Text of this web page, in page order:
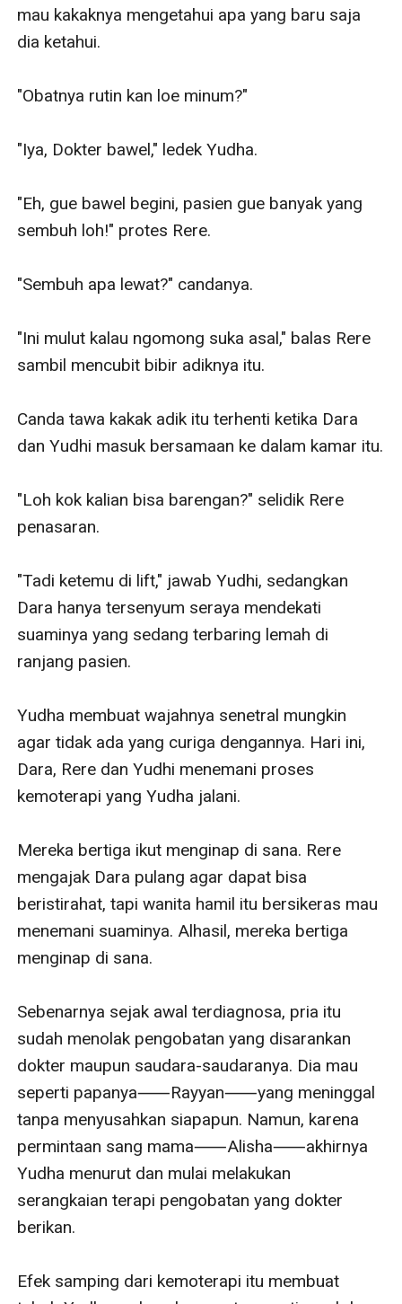
mau kakaknya mengetahui apa yang baru saja
dia ketahui.
"Obatnya rutin kan loe minum?"
"Iya, Dokter bawel," ledek Yudha.
"Eh, gue bawel begini, pasien gue banyak yang
sembuh loh!" protes Rere.
"Sembuh apa lewat?" candanya.
"Ini mulut kalau ngomong suka asal," balas Rere
sambil mencubit bibir adiknya itu.
Canda tawa kakak adik itu terhenti ketika Dara
dan Yudhi masuk bersamaan ke dalam kamar itu.
"Loh kok kalian bisa barengan?" selidik Rere
penasaran.
"Tadi ketemu di lift," jawab Yudhi, sedangkan
Dara hanya tersenyum seraya mendekati
suaminya yang sedang terbaring lemah di
ranjang pasien.
Yudha membuat wajahnya senetral mungkin
agar tidak ada yang curiga dengannya. Hari ini,
Dara, Rere dan Yudhi menemani proses
kemoterapi yang Yudha jalani.
Mereka bertiga ikut menginap di sana. Rere
mengajak Dara pulang agar dapat bisa
beristirahat, tapi wanita hamil itu bersikeras mau
menemani suaminya. Alhasil, mereka bertiga
menginap di sana.
Sebenarnya sejak awal terdiagnosa, pria itu
sudah menolak pengobatan yang disarankan
dokter maupun saudara-saudaranya. Dia mau
seperti papanya⸺Rayyan⸺yang meninggal
tanpa menyusahkan siapapun. Namun, karena
permintaan sang mama⸺Alisha⸺akhirnya
Yudha menurut dan mulai melakukan
serangkaian terapi pengobatan yang dokter
berikan.
Efek samping dari kemoterapi itu membuat